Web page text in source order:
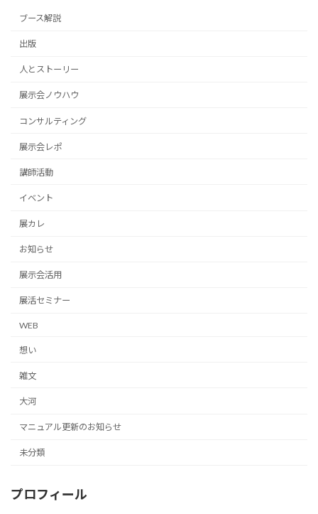
ブース解説
出版
人とストーリー
展示会ノウハウ
コンサルティング
展示会レポ
講師活動
イベント
展カレ
お知らせ
展示会活用
展活セミナー
WEB
想い
雑文
大河
マニュアル更新のお知らせ
未分類
プロフィール